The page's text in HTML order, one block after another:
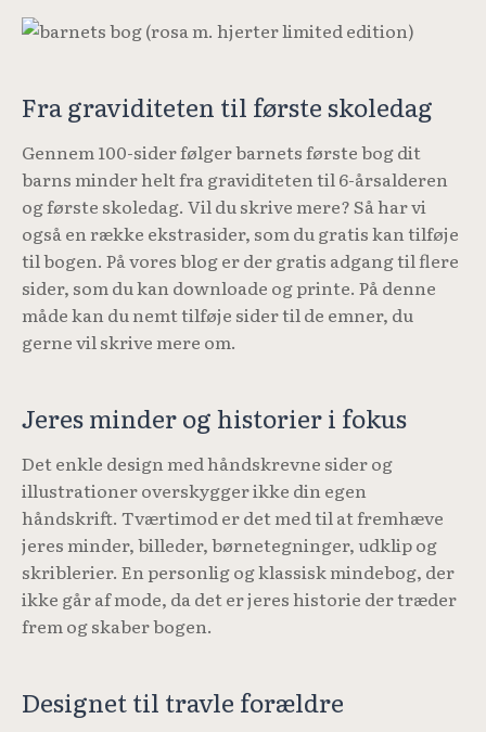
Fra graviditeten til første skoledag
Gennem 100-sider følger barnets første bog dit
barns minder helt fra graviditeten til 6-årsalderen
og første skoledag. Vil du skrive mere? Så har vi
også en række ekstrasider, som du gratis kan tilføje
til bogen. På vores blog er der gratis adgang til flere
sider, som du kan downloade og printe. På denne
måde kan du nemt tilføje sider til de emner, du
gerne vil skrive mere om.
Jeres minder og historier i fokus
Det enkle design med håndskrevne sider og
illustrationer overskygger ikke din egen
håndskrift. Tværtimod er det med til at fremhæve
jeres minder, billeder, børnetegninger, udklip og
skriblerier. En personlig og klassisk mindebog, der
ikke går af mode, da det er jeres historie der træder
frem og skaber bogen.
Designet til travle forældre